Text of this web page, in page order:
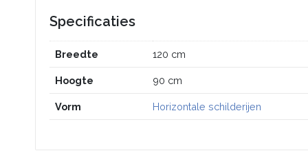
Specificaties
Breedte 120 cm
Hoogte 90 cm
Vorm Horizontale schilderijen